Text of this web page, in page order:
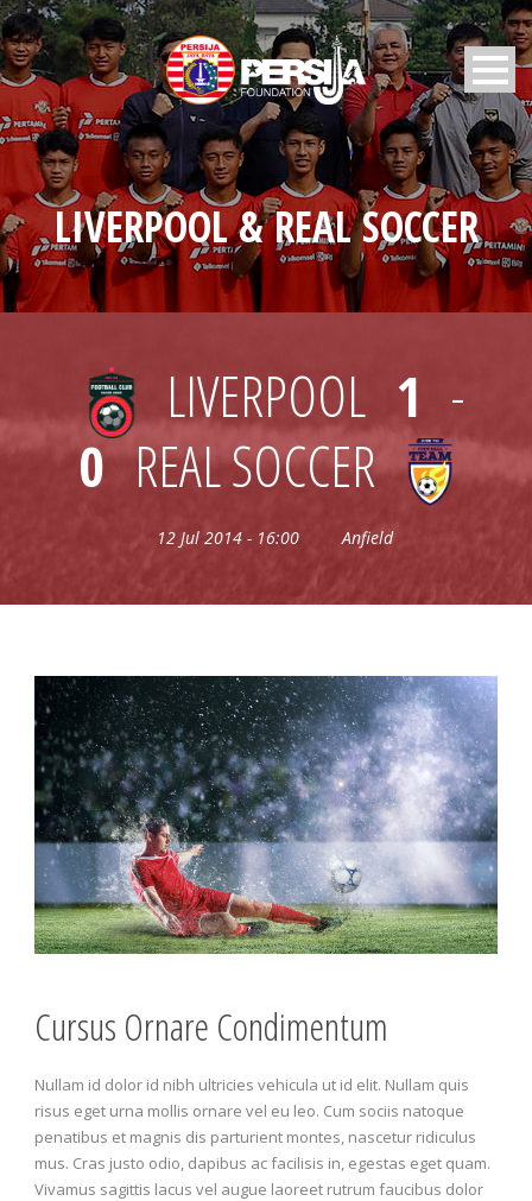
LIVERPOOL & REAL SOCCER
LIVERPOOL 1 -
0 REAL SOCCER
12 Jul 2014 - 16:00 Anfield
Cursus Ornare Condimentum
Nullam id dolor id nibh ultricies vehicula ut id elit. Nullam quis
risus eget urna mollis ornare vel eu leo. Cum sociis natoque
penatibus et magnis dis parturient montes, nascetur ridiculus
mus. Cras justo odio, dapibus ac facilisis in, egestas eget quam.
Vivamus sagittis lacus vel augue laoreet rutrum faucibus dolor